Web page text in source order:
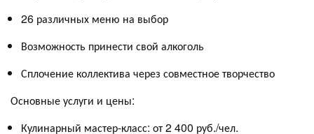
26 различных меню на выбор
Возможность принести свой алкоголь
Сплочение коллектива через совместное творчество
Основные услуги и цены:
Кулинарный мастер-класс: от 2 400 руб./чел.